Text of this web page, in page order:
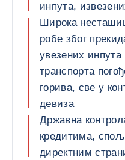
инпута,
Широка
робе због
увезених
транспорта
горива, све у
девиза
Државна
кредитима,
директним